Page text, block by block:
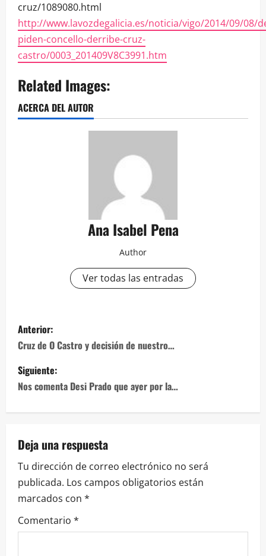
cruz/1089080.html
http://www.lavozdegalicia.es/noticia/vigo/2014/09/08/
piden-concello-derribe-cruz-
castro/0003_201409V8C3991.htm
Related Images:
ACERCA DEL AUTOR
Ana Isabel Pena
Author
Ver todas las entradas
Navegación
de
entradas
Anterior:
Cruz de O Castro y decisión de nuestro…
Siguiente:
Nos comenta Desi Prado que ayer por la…
Deja una respuesta
Tu dirección de correo electrónico no será
publicada. Los campos obligatorios están
marcados con *
Comentario *